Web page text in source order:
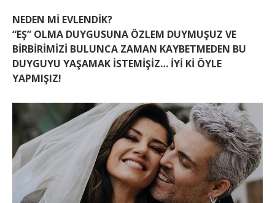
NEDEN Mİ EVLENDİK?
“EŞ” OLMA DUYGUSUNA ÖZLEM DUYMUŞUZ VE
BİRBİRİMİZİ BULUNCA ZAMAN KAYBETMEDEN BU
DUYGUYU YAŞAMAK İSTEMİŞİZ… İYİ Kİ ÖYLE
YAPMIŞIZ!